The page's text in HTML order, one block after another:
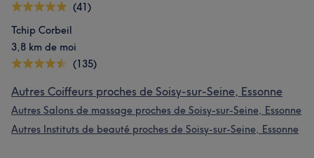
(41)
Tchip Corbeil
3,8 km de moi
(135)
Autres Coiffeurs proches de Soisy-sur-Seine, Essonne
Autres Salons de massage proches de Soisy-sur-Seine, Essonne
Autres Instituts de beauté proches de Soisy-sur-Seine, Essonne